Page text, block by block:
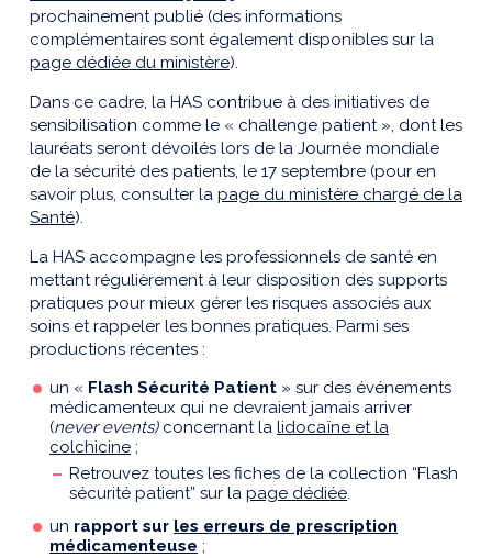
prochainement publié (des informations
complémentaires sont également disponibles sur la
page dédiée du ministère).
Dans ce cadre, la HAS contribue à des initiatives de
sensibilisation comme le « challenge patient », dont les
lauréats seront dévoilés lors de la Journée mondiale
de la sécurité des patients, le 17 septembre (pour en
savoir plus, consulter la page du ministère chargé de la
Santé).
La HAS accompagne les professionnels de santé en
mettant régulièrement à leur disposition des supports
pratiques pour mieux gérer les risques associés aux
soins et rappeler les bonnes pratiques. Parmi ses
productions récentes :
un « Flash Sécurité Patient » sur des événements
médicamenteux qui ne devraient jamais arriver
(never events)concernant la lidocaïne et la
colchicine ;
Retrouvez toutes les fiches de la collection “Flash
sécurité patient” sur la page dédiée.
un rapport sur les erreurs de prescription
médicamenteuse ;